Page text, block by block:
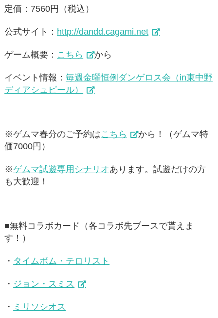
定価：7560円（税込）
公式サイト： http://dandd.cagami.net
ゲーム概要： こちら から
イベント情報：毎週金曜恒例ダンゲロス会（in東中野
ディアシュピール）
※ゲムマ春分のご予約はこちら
から！（ゲムマ特
価7000円）
※ゲムマ試遊専用シナリオあります。試遊だけの方
も大歓迎！
■無料コラボカード（各コラボ先ブースで貰えま
す！）
・ タイムボム・テロリスト
・ ジョン・スミス
・ ミリソシオス